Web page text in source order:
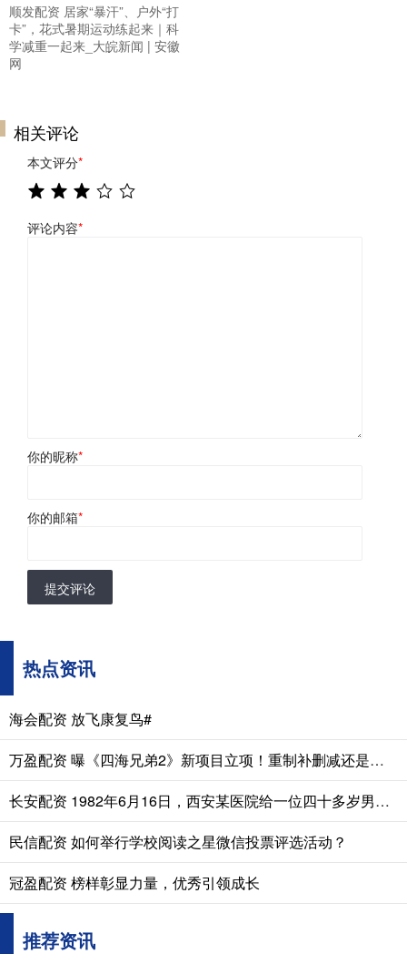
顺发配资 居家“暴汗”、户外“打
卡”，花式暑期运动练起来｜科
学减重一起来_大皖新闻 | 安徽
网
相关评论
本文评分*
评论内容*
你的昵称*
你的邮箱*
提交评论
热点资讯
海会配资 放飞康复鸟#
万盈配资 曝《四海兄弟2》新项目立项！重制补删减还是新作续传奇？
长安配资 1982年6月16日，西安某医院给一位四十多岁男人做遗体解剖。医生发
民信配资 如何举行学校阅读之星微信投票评选活动？
冠盈配资 榜样彰显力量，优秀引领成长
推荐资讯